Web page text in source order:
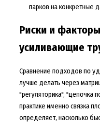
парков на конкретные
Риски и
усиливающие
Сравнение подходов по
лучше делать через
"регуляторика", "цепочка
практике именно связка
определяет, насколько